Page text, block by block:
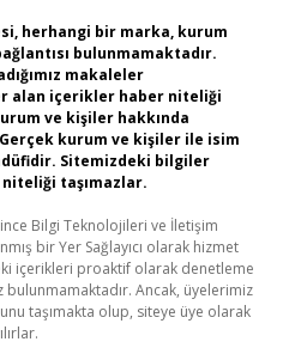
herhangi bir marka, kurum
bulunmamaktadır.
makaleler
alan içerikler haber niteliği
ve kişiler hakkında
kurum ve kişiler ile isim
Sitemizdeki bilgiler
taşımazlar.
Bilgi Teknolojileri ve İletişim
bir Yer Sağlayıcı olarak hizmet
içerikleri proaktif olarak denetleme
Ancak, üyelerimiz
taşımakta olup, siteye üye olarak